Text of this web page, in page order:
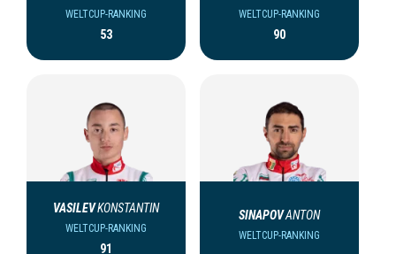
WELTCUP-RANKING
53
WELTCUP-RANKING
90
VASILEVKONSTANTIN
WELTCUP-RANKING
91
SINAPOVANTON
WELTCUP-RANKING